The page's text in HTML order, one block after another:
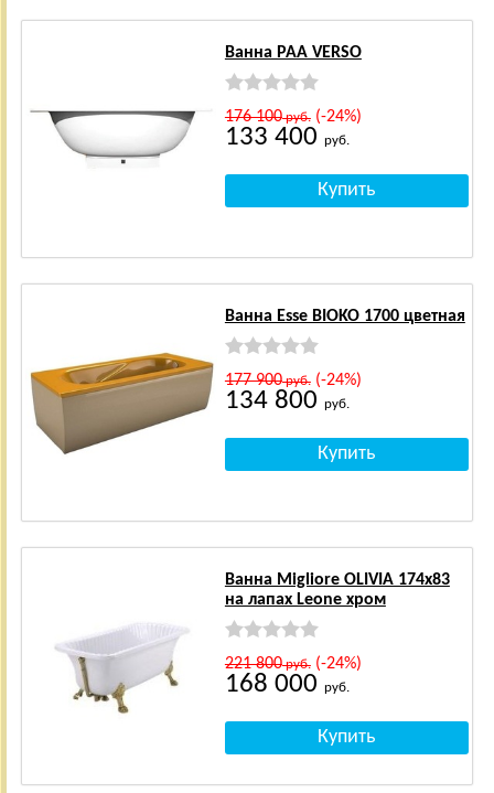
Ванна PAA VERSO
176 100руб.(-24%)
133 400 руб.
Ванна Esse BIOKO 1700 цветная
177 900руб.(-24%)
134 800 руб.
Ванна Migliore OLIVIA 174x83
на лапах Leone хром
221 800руб.(-24%)
168 000 руб.